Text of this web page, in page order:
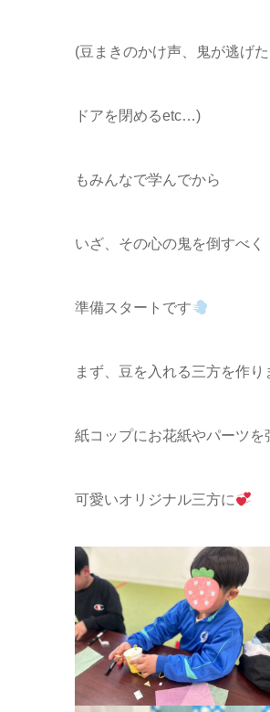
(豆まきのかけ声、鬼が逃げ
ドアを閉めるetc…)
もみんなで学んでから
いざ、その心の鬼を倒すべく
準備スタートです
まず、豆を入れる三方を作
紙コップにお花紙やパーツを
可愛いオリジナル三方に